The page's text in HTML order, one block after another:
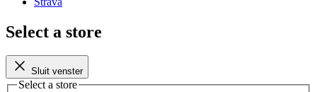
Select a store
Sluit venster
Select a store